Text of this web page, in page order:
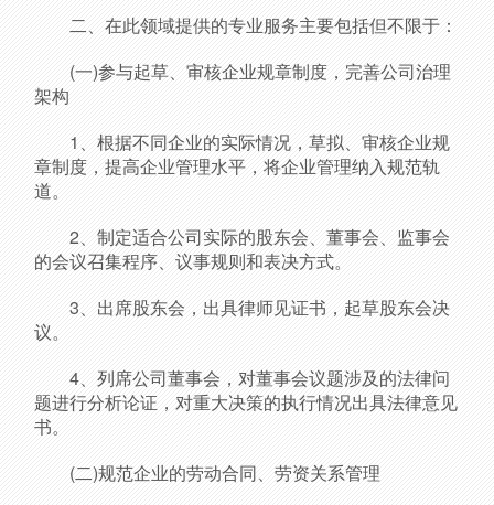
二、在此领域提供的专业服务主要包括但不限于：
(一)参与起草、审核企业规章制度，完善公司治理
架构
1、根据不同企业的实际情况，草拟、审核企业规
章制度，提高企业管理水平，将企业管理纳入规范轨
道。
2、制定适合公司实际的股东会、董事会、监事会
的会议召集程序、议事规则和表决方式。
3、出席股东会，出具律师见证书，起草股东会决
议。
4、列席公司董事会，对董事会议题涉及的法律问
题进行分析论证，对重大决策的执行情况出具法律意见
书。
(二)规范企业的劳动合同、劳资关系管理